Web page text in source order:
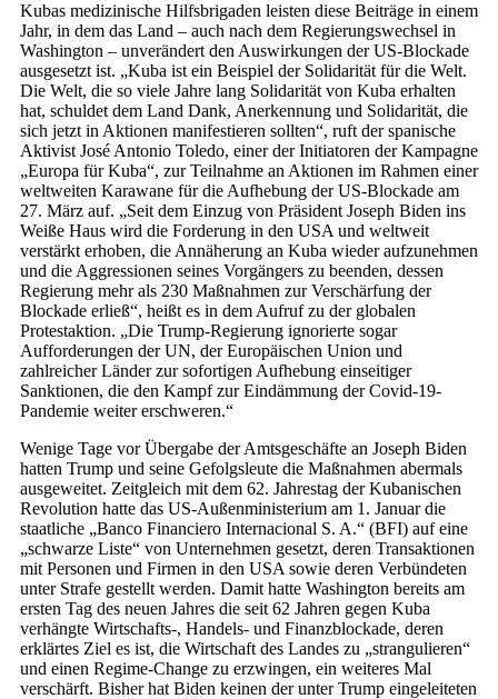
Kubas medizinische Hilfsbrigaden leisten diese Beiträge in einem
Jahr, in dem das Land – auch nach dem Regierungswechsel in
Washington – unverändert den Auswirkungen der US-Blockade
ausgesetzt ist. „Kuba ist ein Beispiel der Solidarität für die Welt.
Die Welt, die so viele Jahre lang Solidarität von Kuba erhalten
hat, schuldet dem Land Dank, Anerkennung und Solidarität, die
sich jetzt in Aktionen manifestieren sollten“, ruft der spanische
Aktivist José Antonio Toledo, einer der Initiatoren der Kampagne
„Europa für Kuba“, zur Teilnahme an Aktionen im Rahmen einer
weltweiten Karawane für die Aufhebung der US-Blockade am
27. März auf. „Seit dem Einzug von Präsident Joseph Biden ins
Weiße Haus wird die Forderung in den USA und weltweit
verstärkt erhoben, die Annäherung an Kuba wieder aufzunehmen
und die Aggressionen seines Vorgängers zu beenden, dessen
Regierung mehr als 230 Maßnahmen zur Verschärfung der
Blockade erließ“, heißt es in dem Aufruf zu der globalen
Protestaktion. „Die Trump-Regierung ignorierte sogar
Aufforderungen der UN, der Europäischen Union und
zahlreicher Länder zur sofortigen Aufhebung einseitiger
Sanktionen, die den Kampf zur Eindämmung der Covid-19-
Pandemie weiter erschweren.“
Wenige Tage vor Übergabe der Amtsgeschäfte an Joseph Biden
hatten Trump und seine Gefolgsleute die Maßnahmen abermals
ausgeweitet. Zeitgleich mit dem 62. Jahrestag der Kubanischen
Revolution hatte das US-Außenministerium am 1. Januar die
staatliche „Banco Financiero Internacional S. A.“ (BFI) auf eine
„schwarze Liste“ von Unternehmen gesetzt, deren Transaktionen
mit Personen und Firmen in den USA sowie deren Verbündeten
unter Strafe gestellt werden. Damit hatte Washington bereits am
ersten Tag des neuen Jahres die seit 62 Jahren gegen Kuba
verhängte Wirtschafts-, Handels- und Finanzblockade, deren
erklärtes Ziel es ist, die Wirtschaft des Landes zu „strangulieren“
und einen Regime-Change zu erzwingen, ein weiteres Mal
verschärft. Bisher hat Biden keinen der unter Trump eingeleiteten